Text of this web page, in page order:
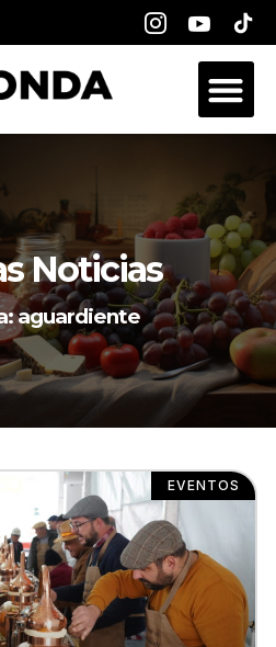
Noticias
aguardiente
EVENTOS